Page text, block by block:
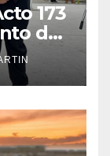
173
de